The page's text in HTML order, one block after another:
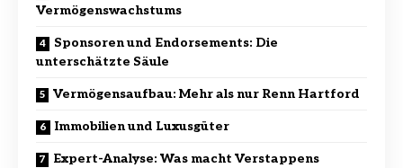
Vermögenswachstums
Sponsoren und Endorsements: Die
unterschätzte Säule
Vermögensaufbau: Mehr als nur Renn Hartford
Immobilien und Luxusgüter
Expert-Analyse: Was macht Verstappens